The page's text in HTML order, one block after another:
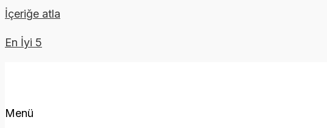
İçeriğe atla
En İyi 5
Menü